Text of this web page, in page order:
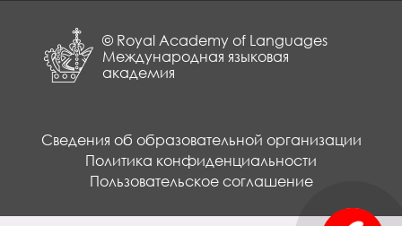
© Royal Academy of Languages
Международная языковая
академия
Сведения об образовательной организации
Политика конфиденциальности
Пользовательское соглашение